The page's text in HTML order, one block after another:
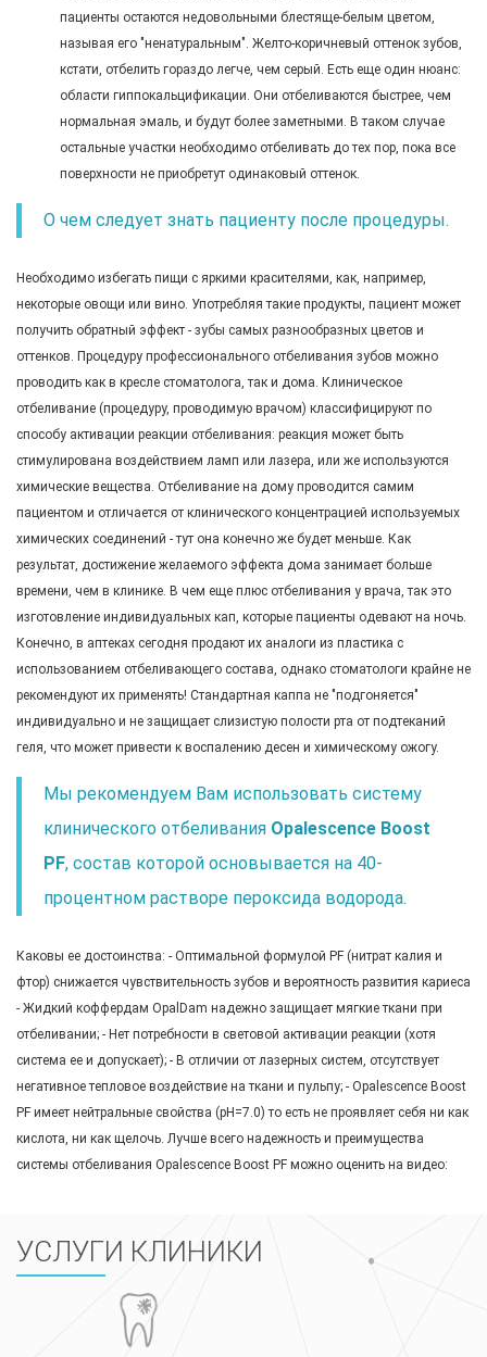
пациенты остаются недовольными блестяще-белым цветом,
называя его "ненатуральным". Желто-коричневый оттенок зубов,
кстати, отбелить гораздо легче, чем серый. Есть еще один нюанс:
области гиппокальцификации. Они отбеливаются быстрее, чем
нормальная эмаль, и будут более заметными. В таком случае
остальные участки необходимо отбеливать до тех пор, пока все
поверхности не приобретут одинаковый оттенок.
О чем следует знать пациенту после процедуры.
Необходимо избегать пищи с яркими красителями, как, например,
некоторые овощи или вино. Употребляя такие продукты, пациент может
получить обратный эффект - зубы самых разнообразных цветов и
оттенков. Процедуру профессионального отбеливания зубов можно
проводить как в кресле стоматолога, так и дома. Клиническое
отбеливание (процедуру, проводимую врачом) классифицируют по
способу активации реакции отбеливания: реакция может быть
стимулирована воздействием ламп или лазера, или же используются
химические вещества. Отбеливание на дому проводится самим
пациентом и отличается от клинического концентрацией используемых
химических соединений - тут она конечно же будет меньше. Как
результат, достижение желаемого эффекта дома занимает больше
времени, чем в клинике. В чем еще плюс отбеливания у врача, так это
изготовление индивидуальных кап, которые пациенты одевают на ночь.
Конечно, в аптеках сегодня продают их аналоги из пластика с
использованием отбеливающего состава, однако стоматологи крайне не
рекомендуют их применять! Стандартная каппа не "подгоняется"
индивидуально и не защищает слизистую полости рта от подтеканий
геля, что может привести к воспалению десен и химическому ожогу.
Мы рекомендуем Вам использовать систему
клинического отбеливания Opalescence Boost
PF, состав которой основывается на 40-
процентном растворе пероксида водорода.
Каковы ее достоинства: - Оптимальной формулой PF (нитрат калия и
фтор) снижается чувствительность зубов и вероятность развития кариеса
- Жидкий коффердам OpalDam надежно защищает мягкие ткани при
отбеливании; - Нет потребности в световой активации реакции (хотя
система ее и допускает); - В отличии от лазерных систем, отсутствует
негативное тепловое воздействие на ткани и пульпу; - Opalescence Boost
PF имеет нейтральные свойства (рН=7.0) то есть не проявляет себя ни как
кислота, ни как щелочь. Лучше всего надежность и преимущества
системы отбеливания Opalescence Boost PF можно оценить на видео:
УСЛУГИ КЛИНИКИ